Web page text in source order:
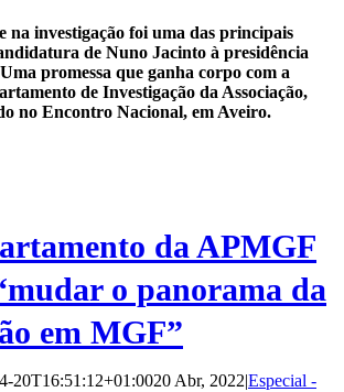
na investigação foi uma das principais
de Nuno Jacinto à presidência
promessa que ganha corpo com a
de Investigação da Associação,
no Encontro Nacional, em Aveiro.
da APMGF
o panorama da
em MGF”
20T16:51:12+01:0020 Abr, 2022|Especial -